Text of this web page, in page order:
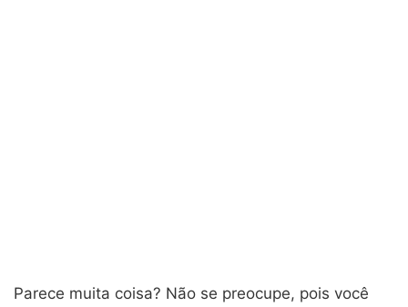
Parece muita coisa? Não se preocupe, pois você